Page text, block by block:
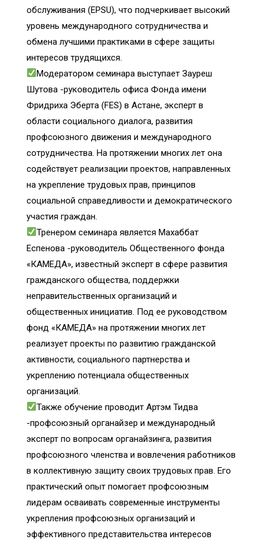
обслуживания (EPSU), что подчеркивает высокий
уровень международного сотрудничества и
обмена лучшими практиками в сфере защиты
интересов трудящихся.
Модератором семинара выступает Зауреш
Шутова -руководитель офиса Фонда имени
Фридриха Эберта (FES) в Астане, эксперт в
области социального диалога, развития
профсоюзного движения и международного
сотрудничества. На протяжении многих лет она
содействует реализации проектов, направленных
на укрепление трудовых прав, принципов
социальной справедливости и демократического
участия граждан.
Тренером семинара является Махаббат
Еспенова -руководитель Общественного фонда
«КАМЕДА», известный эксперт в сфере развития
гражданского общества, поддержки
неправительственных организаций и
общественных инициатив. Под ее руководством
фонд «КАМЕДА» на протяжении многих лет
реализует проекты по развитию гражданской
активности, социального партнерства и
укреплению потенциала общественных
организаций.
Также обучение проводит Артэм Тидва
-профсоюзный органайзер и международный
эксперт по вопросам органайзинга, развития
профсоюзного членства и вовлечения работников
в коллективную защиту своих трудовых прав. Его
практический опыт помогает профсоюзным
лидерам осваивать современные инструменты
укрепления профсоюзных организаций и
эффективного представительства интересов